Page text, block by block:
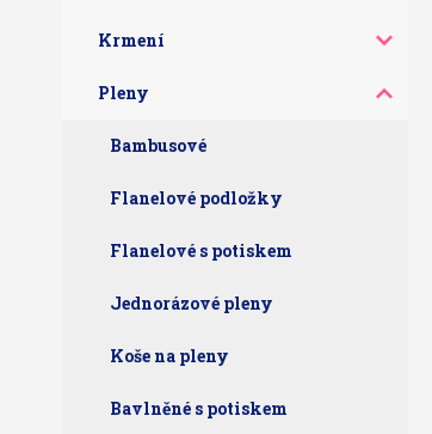
Krmení
Pleny
Bambusové
Flanelové podložky
Flanelové s potiskem
Jednorázové pleny
Koše na pleny
Bavlněné s potiskem